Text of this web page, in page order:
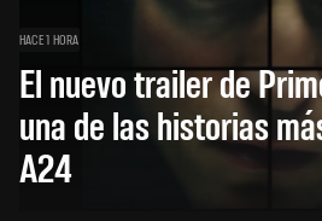
HACE 1 HORA
El nuevo trailer de
una de las historias
A24